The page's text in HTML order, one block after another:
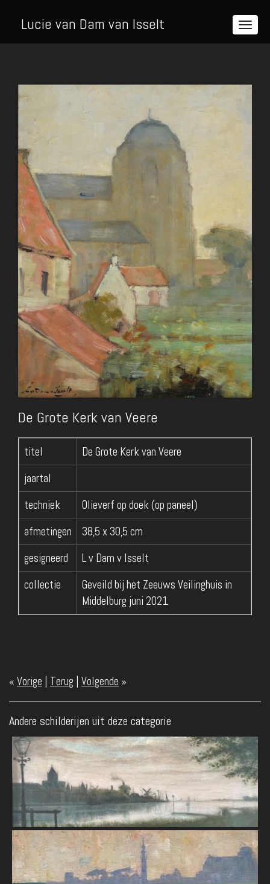
Lucie van Dam van Isselt
De Grote Kerk van Veere
titel
De Grote Kerk van Veere
jaartal
techniek
Olieverf op doek (op paneel)
afmetingen
38,5 x 30,5 cm
gesigneerd
L v Dam v Isselt
collectie
Geveild bij het Zeeuws Veilinghuis in
Middelburg juni 2021
« Vorige Terug Volgende »
Andere schilderijen uit deze categorie